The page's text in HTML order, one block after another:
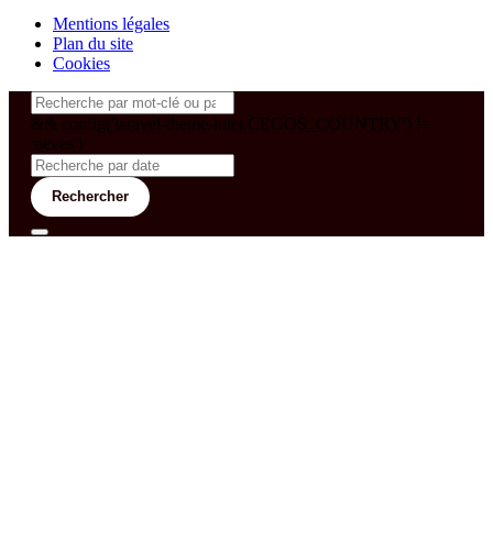
Mentions légales
Plan du site
Cookies
&& config('laravel-theme-inter.CEGOS_COUNTRY') !=
'neves')
Rechercher